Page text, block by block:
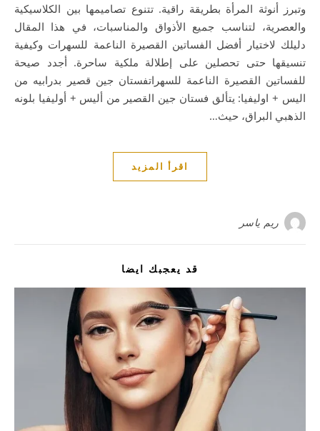
وتبرز أنوثة المرأة بطريقة راقية. تتنوع تصاميمها بين الكلاسيكية
والعصرية، لتناسب جميع الأذواق والمناسبات، في هذا المقال
دليلك لاختيار أفضل الفساتين القصيرة الناعمة للسهرات وكيفية
تنسيقها حتى تحصلين على إطلالة ملكية ساحرة. أجدد صيحة
للفساتين القصيرة الناعمة للسهراتفستان جين قصير بدرابيه من
اليس + اوليفيا: يتألق فستان جين القصير من أليس + أوليفيا بلونه
الذهبي البراق، حيث…
اقرأ المزيد
ريم ياسر
قد يعجبك ايضا